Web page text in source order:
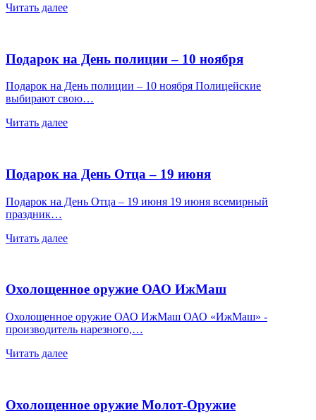
Читать далее
Подарок на День полиции – 10 ноября
Подарок на День полиции – 10 ноября Полицейские
выбирают свою…
Читать далее
Подарок на День Отца – 19 июня
Подарок на День Отца – 19 июня 19 июня всемирный
праздник…
Читать далее
Охолощенное оружие ОАО ИжМаш
Охолощенное оружие ОАО ИжМаш ОАО «ИжМаш» -
производитель нарезного,…
Читать далее
Охолощенное оружие Молот-Оружие